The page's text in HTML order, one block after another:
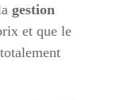
gestion
et que le